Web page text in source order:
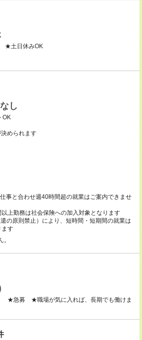
★土日休みOK
し
OK
められます
事と合わせ週40時間超の就業はご案内できませ
上勤務は社会保険への加入対象となります
の原則禁止）により、短時間・短期間の就業は
ます
★急募 ★職場が気に入れば、長期でも働けま